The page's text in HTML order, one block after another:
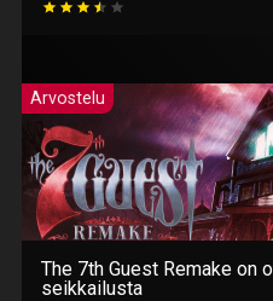
Arvostelu
The 7th Guest Remake on
seikkailusta